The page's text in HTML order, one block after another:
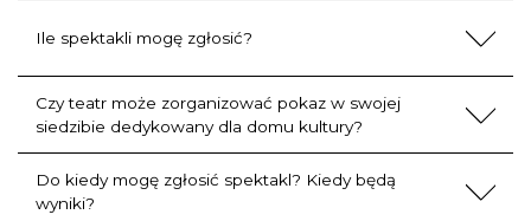
Ile spektakli mogę zgłosić?
Czy teatr może zorganizować pokaz w swojej
siedzibie dedykowany dla domu kultury?
Do kiedy mogę zgłosić spektakl? Kiedy będą
wyniki?